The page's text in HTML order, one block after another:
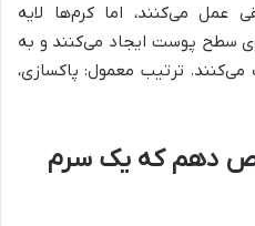
عمل می‌کنند، اما کرم‌ها لایه
سطح پوست ایجاد می‌کنند و به
ترتیب معمول: پاکسازی،
دهم که یک سرم